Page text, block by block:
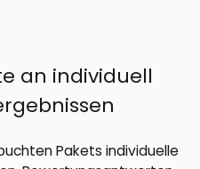
an individuell
Pakets individuelle